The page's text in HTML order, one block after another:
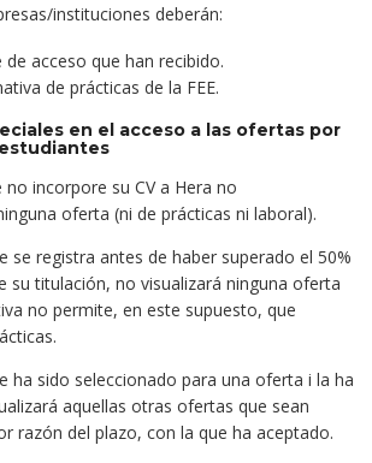
instituciones deberán:
de acceso que han recibido.
de prácticas de la FEE.
en el acceso a las ofertas por
no incorpore su CV a Hera no
oferta (ni de prácticas ni laboral).
se registra antes de haber superado el 50%
su titulación, no visualizará ninguna oferta
no permite, en este supuesto, que
ha sido seleccionado para una oferta i la ha
aquellas otras ofertas que sean
razón del plazo, con la que ha aceptado.